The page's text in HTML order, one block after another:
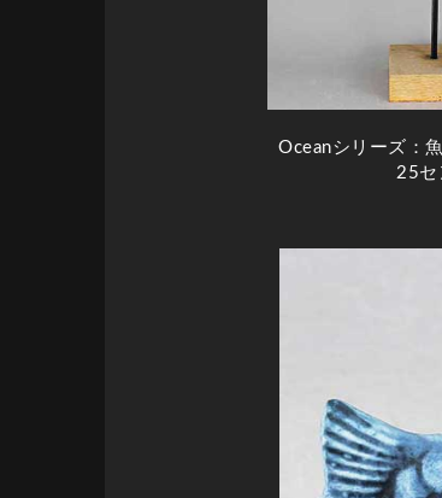
Oceanシリーズ：
25セ